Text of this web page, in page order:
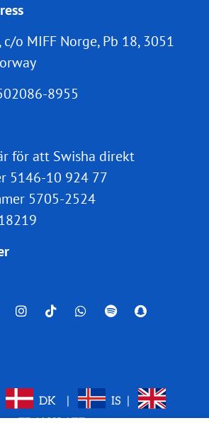
c/o MIFF Norge, Pb 18, 3051
8955
för att Swisha direkt
5146-10 924 77
5705-2524
DK IS